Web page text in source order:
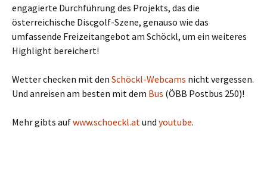
engagierte Durchführung des Projekts, das die
österreichische Discgolf-Szene, genauso wie das
umfassende Freizeitangebot am Schöckl, um ein weiteres
Highlight bereichert!
Wetter checken mit den Schöckl-Webcams nicht vergessen.
Und anreisen am besten mit dem Bus (ÖBB Postbus 250)!
Mehr gibts aufwww.schoeckl.atund youtube.